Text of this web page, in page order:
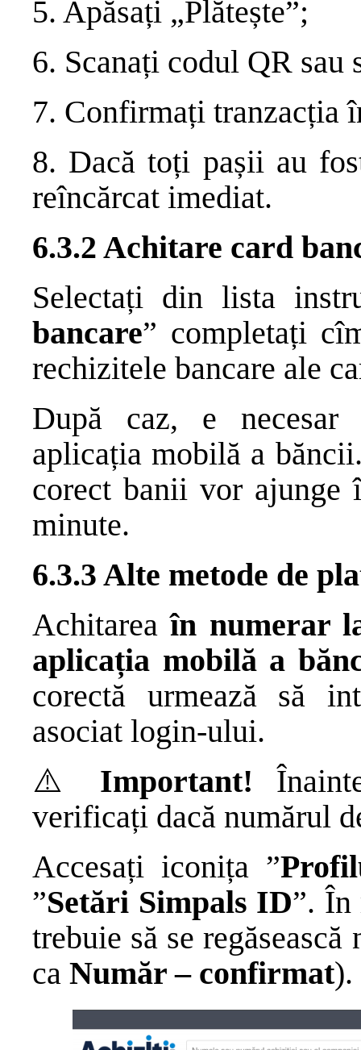
5. Apăsați „Plătește”;
6. Scanați codul QR
7. Confirmați tranzacția
8. Dacă toți pașii au
reîncărcat imediat.
6.3.2 Achitare card
Selectați din lista
bancare” completați
rechizitele bancare ale
După caz, e
aplicația mobilă a
corect banii vor
minute.
6.3.3 Alte metode de
Achitareaîn numerar
aplicația mobilă a
corectă urmează să
asociat login-ului.
⚠️ Important!
verificați dacă numărul
Accesați iconița ”
”Setări Simpals ID”. În
trebuie să se
ca Număr – confirmat).